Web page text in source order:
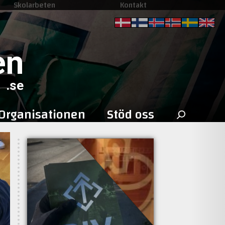
Skolarbeten Kontakt
.se
Stöd oss Sök
efter: